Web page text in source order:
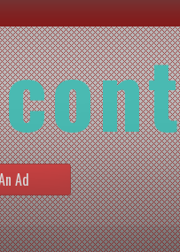
Ad